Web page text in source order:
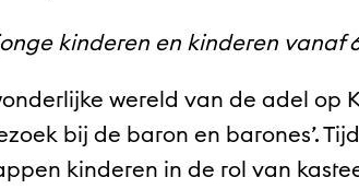
kinderen en kinderen vanaf
wereld van de adel op
bij de baron en barones’.
kinderen in de rol van